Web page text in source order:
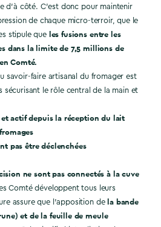
d’à côté. C’est donc pour maintenir
de chaque micro-terroir, que le
stipule que les fusions entre les
dans la limite de 7,5 millions de
Comté.
savoir-faire artisanal du fromager est
sécurisant le rôle central de la main et
actif depuis la réception du lait
pas être déclenchées
ne sont pas connectés à la cuve
Comté développent tous leurs
assure que l’apposition de la bande
et de la feuille de meule